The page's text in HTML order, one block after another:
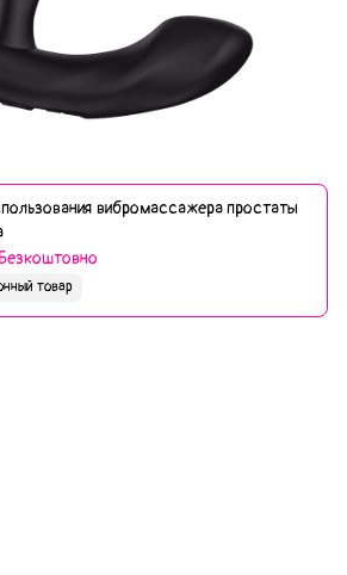
вибромассажера простаты
Безкоштовно
товар